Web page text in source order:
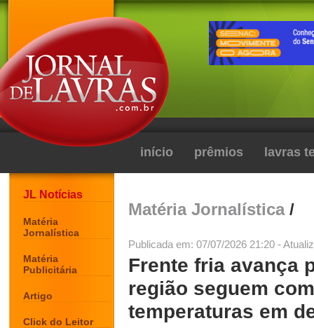
início prêmios lavras
JL Notícias
Matéria
Jornalística
Matéria
Publicitária
Artigo
Click do Leitor
Matéria Jornalística/
Publicada em: 07/07/2026 21:20 -
Frente fria avança
região seguem
temperaturas em